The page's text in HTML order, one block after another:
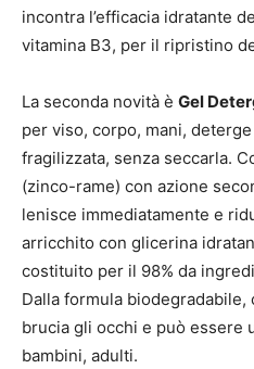
incontra l’efficacia idratante
vitamina B3, per il ripristino
La seconda novità è Gel
per viso, corpo, mani,
fragilizzata, senza seccarla.
(zinco-rame) con azione
lenisce immediatamente e
arricchito con glicerina
costituito per il 98% da
Dalla formula
brucia gli occhi e può essere
bambini, adulti.